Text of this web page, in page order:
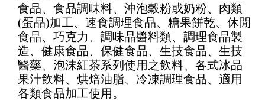
of 5
食品、食品調味料、沖泡穀粉或奶粉、肉類
(蛋品)加工、速食調理食品、糖果餅乾、休閒
食品、巧克力、調味品醬料類、調理食品製
造、健康食品、保健食品、生技食品、生技
醫藥、泡沫紅茶系列使用之飲料、各式冰品
果汁飲料、烘焙油脂、冷凍調理食品、適用
各類食品加工使用。